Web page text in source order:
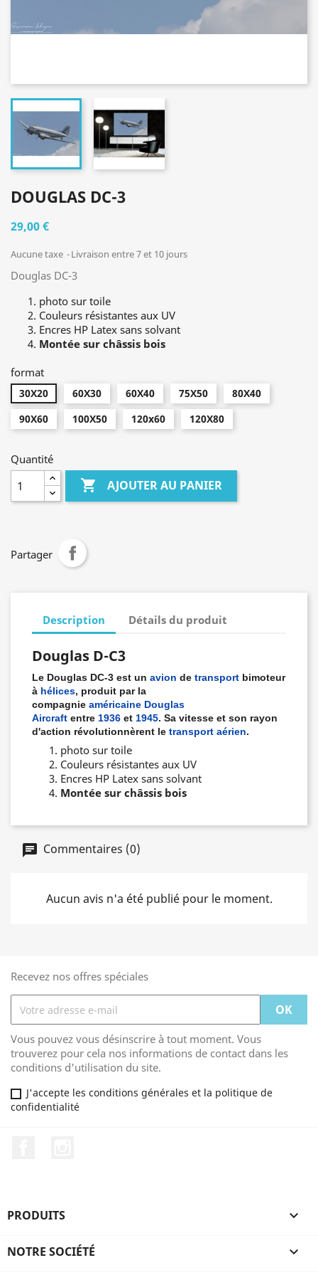
DOUGLAS DC-3
29,00 €
Aucune taxe Livraison entre 7 et 10 jours
Douglas DC-3
photo sur toile
Couleurs résistantes aux UV
Encres HP Latex sans solvant
Montée sur châssis bois
format
30X20 60X30 60X40 75X50
80X40
90X60
100X50 120x60 120X80
Quantité
 AJOUTER AU PANIER
Partager
Description Détails du produit
Douglas D-C3
Le Douglas DC-3 est un avion de transport bimoteur
à hélices, produit par la
compagnie américaine Douglas
Aircraft entre 1936 et 1945. Sa vitesse et son rayon
d'action révolutionnèrent le transport aérien.
photo sur toile
Couleurs résistantes aux UV
Encres HP Latex sans solvant
Montée sur châssis bois
Commentaires (0)
Aucun avis n'a été publié pour le moment.
Recevez nos offres spéciales
Vous pouvez vous désinscrire à tout moment. Vous
trouverez pour cela nos informations de contact dans les
conditions d'utilisation du site.
J'accepte les conditions générales et la politique de
confidentialité
PRODUITS 
NOTRE SOCIÉTÉ 